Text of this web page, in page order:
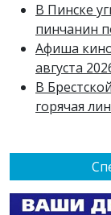
В Пинске
пинчанин
Афиша
августа
В
горячая